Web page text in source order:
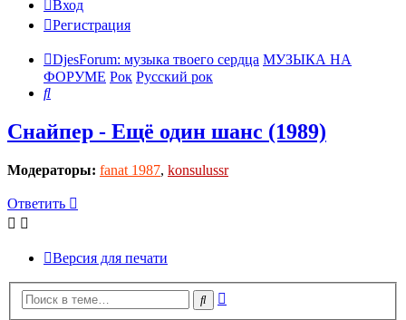
Вход
Регистрация
DjesForum: музыка твоего сердца МУЗЫКА НА
ФОРУМЕ Рок Русский рок
Поиск
Снайпер - Ещё один шанс (1989)
Модераторы: fanat 1987, konsulussr
Ответить
Версия для печати
Поиск